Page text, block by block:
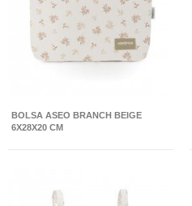
BOLSA ASEO BRANCH BEIGE
6X28X20 CM